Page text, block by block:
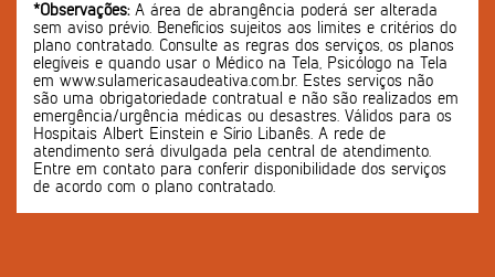
*Observações:A área de abrangência poderá ser alterada
sem aviso prévio. Benefícios sujeitos aos limites e critérios do
plano contratado. Consulte as regras dos serviços, os planos
elegíveis e quando usar o Médico na Tela, Psicólogo na Tela
em www.sulamericasaudeativa.com.br. Estes serviços não
são uma obrigatoriedade contratual e não são realizados em
emergência/urgência médicas ou desastres. Válidos para os
Hospitais Albert Einstein e Sírio Libanês. A rede de
atendimento será divulgada pela central de atendimento.
Entre em contato para conferir disponibilidade dos serviços
de acordo com o plano contratado.